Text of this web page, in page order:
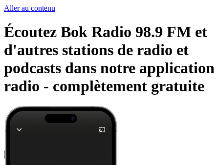
Aller au contenu
Écoutez Bok Radio 98.9 FM et
d'autres stations de radio et
podcasts dans notre application
radio - complètement gratuite